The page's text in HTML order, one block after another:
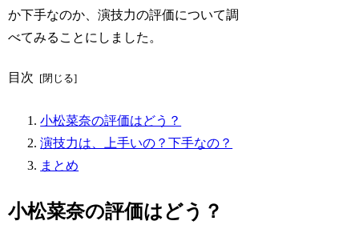
か下手なのか、演技力の評価について調
べてみることにしました。
目次
小松菜奈の評価はどう？
演技力は、上手いの？下手なの？
まとめ
小松菜奈の評価はどう？